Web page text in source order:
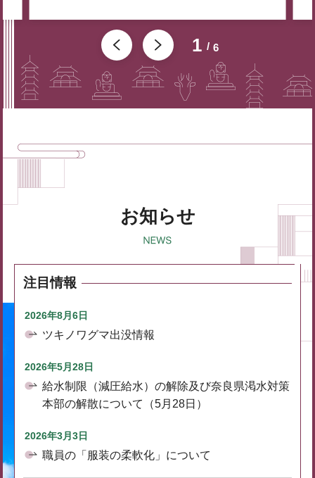
1 6
お知らせ
注目情報
2026年8月6日
ツキノワグマ出没情報
2026年5月28日
給水制限（減圧給水）の解除及び奈良県渇水対策
本部の解散について（5月28日）
2026年3月3日
職員の「服装の柔軟化」について